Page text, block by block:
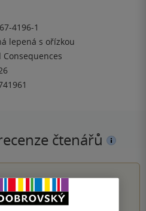
4196-1
lepená s ořízkou
čtenářů
z5